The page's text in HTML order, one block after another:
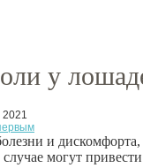
у
и
могут